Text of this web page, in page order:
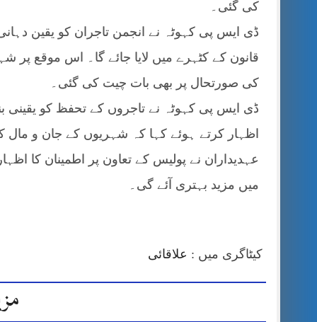
کی گئی۔
ڈی ایس پی کہوٹہ نے انجمن تاجران کو یقین
قانون کے کٹہرے میں لایا جائے گا۔ اس موقع پر
کی صورتحال پر بھی بات چیت کی گئی۔
ڈی ایس پی کہوٹہ نے تاجروں کے تحفظ کو یقینی
اظہار کرتے ہوئے کہا کہ شہریوں کے جان و مال
عہدیداران نے پولیس کے تعاون پر اطمینان کا
میں مزید بہتری آئے گی۔
کیٹاگری میں : علاقائی